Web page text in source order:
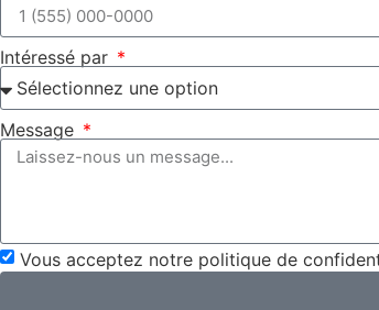
Intéressé par
Message
Vous acceptez notre politique de